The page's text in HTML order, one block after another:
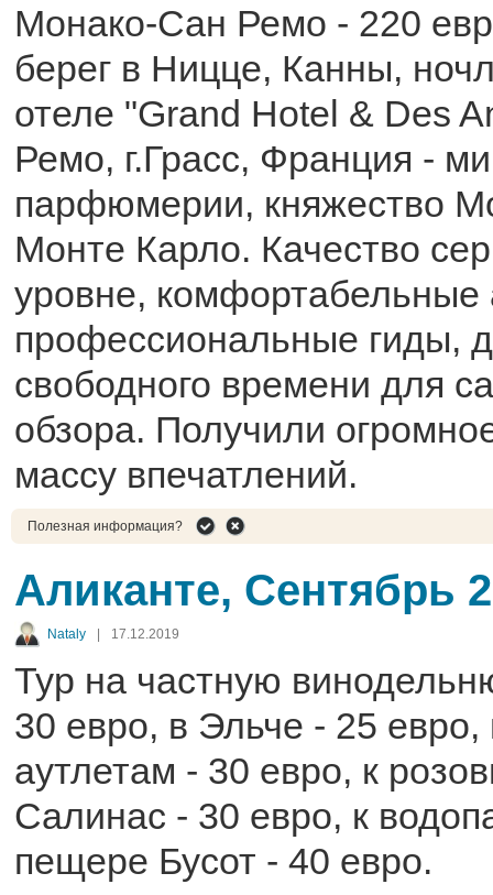
Монако-Сан Ремо - 220
берег в Ницце, Канны,
отеле "Grand Hotel & Des
Ремо, г.Грасс, Франция -
парфюмерии, княжество
Монте Карло. Качество
уровне, комфортабельные
профессиональные гиды,
свободного времени для
обзора. Получили
массу впечатлений.
Полезная информация?
Аликанте, Сентябрь
Nataly 17.12.2019
Тур на частную
30 евро, в Эльче - 25 евро,
аутлетам - 30 евро, к
Салинас - 30 евро, к
пещере Бусот - 40 евро.